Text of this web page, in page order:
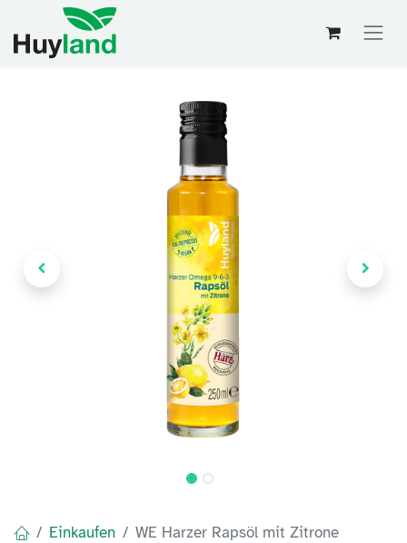
Einkaufen WE Harzer Rapsöl mit Zitrone